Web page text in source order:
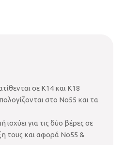
σε Κ14 και Κ18
στο Νο55 και τα
για τις δύο βέρες σε
τους και αφορά Νο55 &